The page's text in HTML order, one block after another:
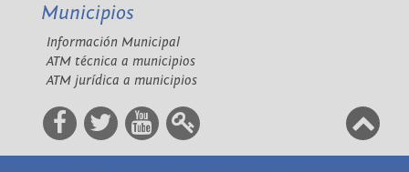
Municipios
Información Municipal
ATM técnica a municipios
ATM jurídica a municipios